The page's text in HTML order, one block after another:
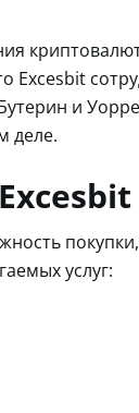
Excesbit
и
деле.
услуг: